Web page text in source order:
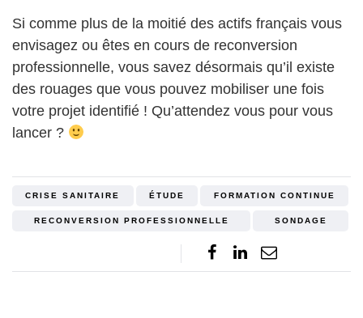
Si comme plus de la moitié des actifs français vous
envisagez ou êtes en cours de reconversion
professionnelle, vous savez désormais qu’il existe
des rouages que vous pouvez mobiliser une fois
votre projet identifié ! Qu’attendez vous pour vous
lancer ?
CRISE SANITAIRE ÉTUDE FORMATION CONTINUE
RECONVERSION PROFESSIONNELLE SONDAGE